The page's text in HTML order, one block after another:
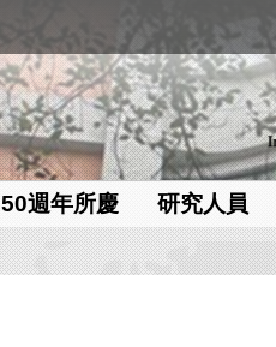
50週年所慶 研究人員